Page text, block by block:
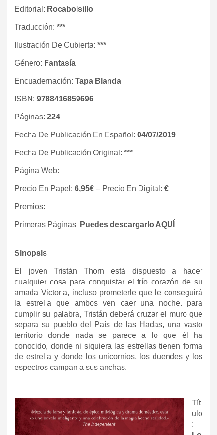
Editorial: Rocabolsillo
Traducción: ***
Ilustración De Cubierta: ***
Género: Fantasía
Encuadernación: Tapa Blanda
ISBN: 9788416859696
Páginas: 224
Fecha De Publicación En Español: 04/07/2019
Fecha De Publicación Original: ***
Página Web:
Precio En Papel: 6,95€ – Precio En Digital: €
Premios:
Primeras Páginas: Puedes descargarlo AQUÍ
Sinopsis
El joven Tristán Thorn está dispuesto a hacer
cualquier cosa para conquistar el frío corazón de su
amada Victoria, incluso prometerle que le conseguirá
la estrella que ambos ven caer una noche. para
cumplir su palabra, Tristán deberá cruzar el muro que
separa su pueblo del País de las Hadas, una vasto
territorio donde nada se parece a lo que él ha
conocido, donde ni siquiera las estrellas tienen forma
de estrella y donde los unicornios, los duendes y los
espectros campan a sus anchas.
Tít
ulo
: